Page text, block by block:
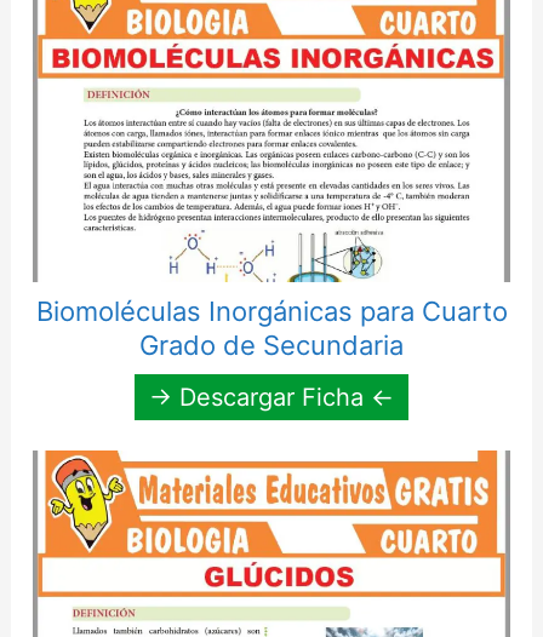
Biomoléculas Inorgánicas para Cuarto
Grado de Secundaria
→ Descargar Ficha ←